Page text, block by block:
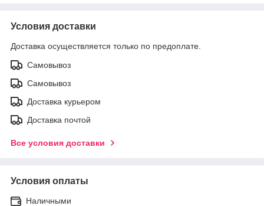
Условия доставки
Доставка осуществляется только по предоплате.
Самовывоз
Самовывоз
Доставка курьером
Доставка почтой
Все условия доставки
Условия оплаты
Наличными